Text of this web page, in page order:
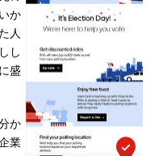
か
人
し
盛
か
業